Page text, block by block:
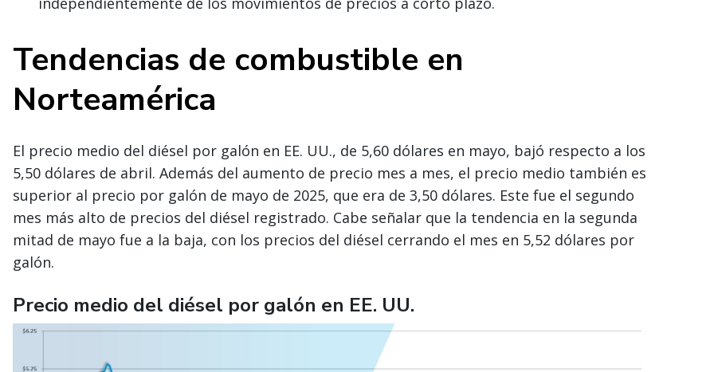
Tendencias de combustible en
Norteamérica
El precio medio del diésel por galón en EE. UU., de 5,60 dólares en mayo, bajó respecto a los
5,50 dólares de abril. Además del aumento de precio mes a mes, el precio medio también es
superior al precio por galón de mayo de 2025, que era de 3,50 dólares. Este fue el segundo
mes más alto de precios del diésel registrado. Cabe señalar que la tendencia en la segunda
mitad de mayo fue a la baja, con los precios del diésel cerrando el mes en 5,52 dólares por
galón.
Precio medio del diésel por galón en EE. UU.